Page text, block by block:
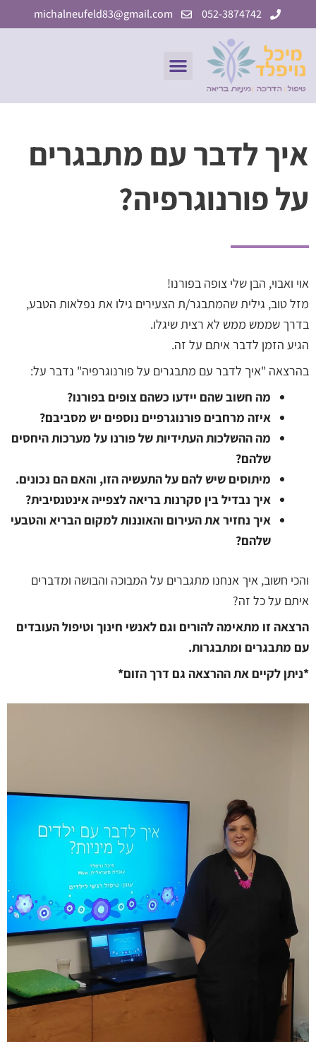
לתוכן
052-3874742
michalneufeld83@gmail.com
תפריט
איך לדבר עם מתבגרים
על פורנוגרפיה?
אוי ואבוי, הבן שלי צופה בפורנו!
מזל טוב, גילית שהמתבגר/ת הצעירים גילו את נפלאות הטבע,
בדרך שממש ממש לא רצית שיגלו.
הגיע הזמן לדבר איתם על זה.
בהרצאה "איך לדבר עם מתבגרים על פורנוגרפיה" נדבר על:
מה חשוב שהם יידעו כשהם צופים בפורנו?
איזה מרחבים פורנוגרפיים נוספים יש מסביבם?
מה ההשלכות העתידיות של פורנו על מערכות היחסים
שלהם?
מיתוסים שיש להם על התעשיה הזו, והאם הם נכונים.
איך נבדיל בין סקרנות בריאה לצפייה אינטנסיבית?
איך נחזיר את העירום והאוננות למקום הבריא והטבעי
שלהם?
והכי חשוב, איך אנחנו מתגברים על המבוכה והבושה ומדברים
איתם על כל זה?
הרצאה זו מתאימה להורים וגם לאנשי חינוך וטיפול העובדים
עם מתבגרים ומתבגרות.
*ניתן לקיים את ההרצאה גם דרך הזום*